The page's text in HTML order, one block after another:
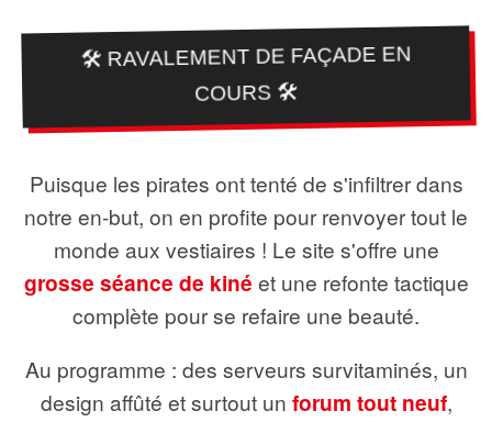
🛠️ RAVALEMENT DE FAÇADE EN
COURS 🛠️
Puisque les pirates ont tenté de s'infiltrer dans
notre en-but, on en profite pour renvoyer tout le
monde aux vestiaires ! Le site s'offre une
grosse séance de kiné et une refonte tactique
complète pour se refaire une beauté.
Au programme : des serveurs survitaminés, un
design affûté et surtout un forum tout neuf,